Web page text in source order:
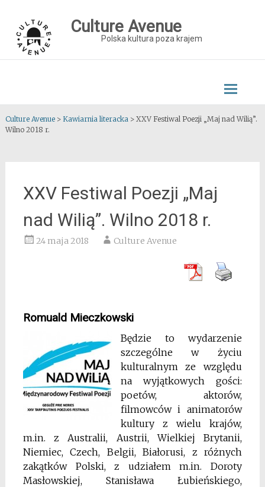
content
Culture Avenue
Polska kultura poza krajem
Culture Avenue> Kawiarnia literacka> XXV Festiwal Poezji „Maj nad Wilią”.
Wilno 2018 r.
XXV Festiwal Poezji „Maj
nad Wilią”. Wilno 2018 r.
24 maja 2018 Culture Avenue
Romuald Mieczkowski
Będzie to wydarzenie
szczególne w życiu
kulturalnym ze względu
na wyjątkowych gości:
poetów, aktorów,
filmowców i animatorów
kultury z wielu krajów,
m.in. z Australii, Austrii, Wielkiej Brytanii,
Niemiec, Czech, Belgii, Białorusi, z różnych
zakątków Polski, z udziałem m.in. Doroty
Masłowskiej, Stanisława Łubieńskiego,